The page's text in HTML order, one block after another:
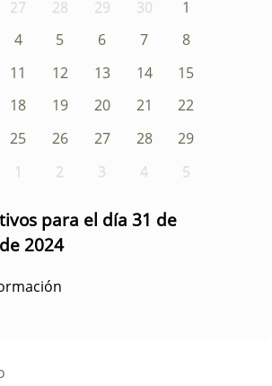
27 28 29 30
1
4 5 6 7
8
11 12 13 14
15
18 19 20 21
22
25 26 27 28
29
1 2 3 4 5
para el día 31 de
2024